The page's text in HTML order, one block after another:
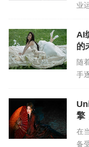
接下来，创建一个
```python
from fastapi import
app = FastAPI()
@app.get("/items/")
业
业
据
AI
的
随
手
编
优
擎
在
备